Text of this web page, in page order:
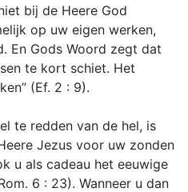
bij de Heere God
op uw eigen werken,
En Gods Woord zegt dat
te kort schiet. Het
(Ef. 2 : 9).
te redden van de hel, is
Jezus voor uw zonden
u als cadeau het eeuwige
6 : 23). Wanneer u dan